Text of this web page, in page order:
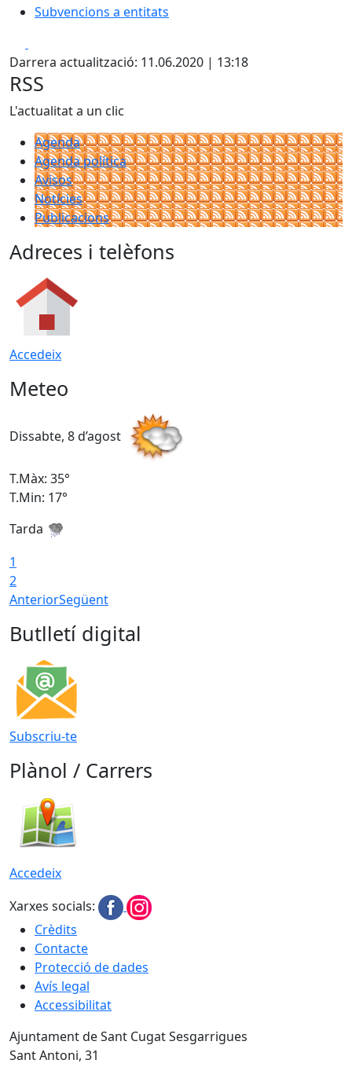
Subvencions a entitats
Darrera actualització: 11.06.2020 | 13:18
RSS
L'actualitat a un clic
Agenda
Agenda política
Avisos
Notícies
Publicacions
Adreces i telèfons
Accedeix
Meteo
Dissabte, 8 d’agost
T.Màx: 35°
T.Min: 17°
Tarda
1
2
AnteriorSegüent
Butlletí digital
Subscriu-te
Plànol / Carrers
Accedeix
Xarxes socials:
Crèdits
Contacte
Protecció de dades
Avís legal
Accessibilitat
Ajuntament de Sant Cugat Sesgarrigues
Sant Antoni, 31